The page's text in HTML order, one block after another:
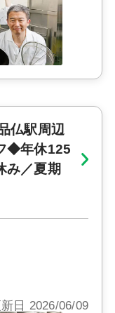
仏駅周辺
◆年休125
み／夏期
日 2026/06/09